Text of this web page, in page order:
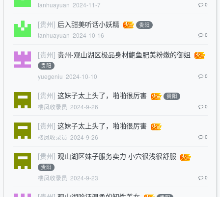
tanhuayuan 2024-11-7 0
[贵州] 后入甜美听话小妖精 贵阳
tanhuayuan 2024-10-16 0
[贵州] 贵州-观山湖区极品身材鲍鱼肥美粉嫩的御姐
贵阳
yuegeniu 2024-10-10 0
[贵州] 这妹子太上头了，啪啪很厉害 贵阳
楼凤收录员 2024-9-26 0
[贵州] 这妹子太上头了，啪啪很厉害
楼凤收录员 2024-9-26 0
[贵州] 观山湖区妹子服务卖力 小穴很浅很舒服
贵阳
楼凤收录员 2024-9-23 0